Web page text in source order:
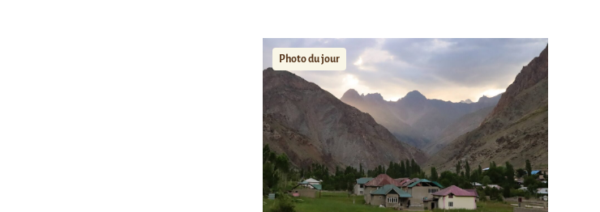
Photo du jour